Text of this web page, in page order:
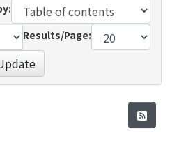
Results/Page: